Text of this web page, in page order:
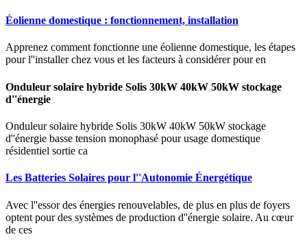
Éolienne domestique : fonctionnement, installation
Apprenez comment fonctionne une éolienne domestique, les étapes
pour l''installer chez vous et les facteurs à considérer pour en
Onduleur solaire hybride Solis 30kW 40kW 50kW stockage
d''énergie
Onduleur solaire hybride Solis 30kW 40kW 50kW stockage
d''énergie basse tension monophasé pour usage domestique
résidentiel sortie ca
Les Batteries Solaires pour l''Autonomie Énergétique
Avec l''essor des énergies renouvelables, de plus en plus de foyers
optent pour des systèmes de production d''énergie solaire. Au cœur
de ces